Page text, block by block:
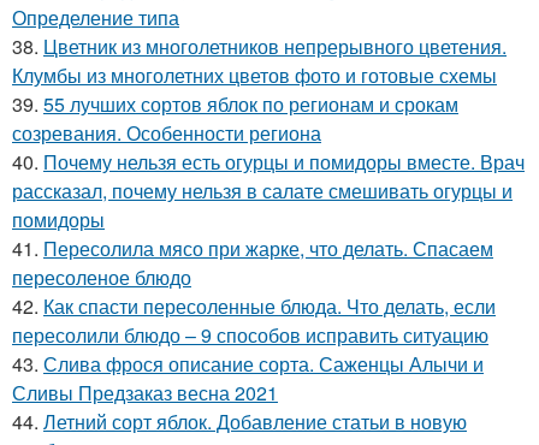
Определение типа
38. Цветник из многолетников непрерывного цветения.
Клумбы из многолетних цветов фото и готовые схемы
39. 55 лучших сортов яблок по регионам и срокам
созревания. Особенности региона
40. Почему нельзя есть огурцы и помидоры вместе. Врач
рассказал, почему нельзя в салате смешивать огурцы и
помидоры
41. Пересолила мясо при жарке, что делать. Спасаем
пересоленое блюдо
42. Как спасти пересоленные блюда. Что делать, если
пересолили блюдо – 9 способов исправить ситуацию
43. Слива фрося описание сорта. Саженцы Алычи и
Сливы Предзаказ весна 2021
44. Летний сорт яблок. Добавление статьи в новую